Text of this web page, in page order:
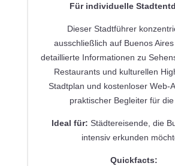
Für individuelle
Dieser Stadtführer
ausschließlich auf Buenos
detaillierte Informationen zu
Restaurants und kulturellen
Stadtplan und kostenloser Web-
praktischer Begleiter für
Ideal für: Städtereisende, die
intensiv erkunden
Quickfacts: